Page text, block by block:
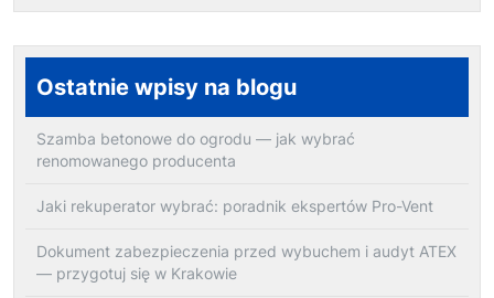
Ostatnie wpisy na blogu
Szamba betonowe do ogrodu — jak wybrać
renomowanego producenta
Jaki rekuperator wybrać: poradnik ekspertów Pro-Vent
Dokument zabezpieczenia przed wybuchem i audyt ATEX
— przygotuj się w Krakowie